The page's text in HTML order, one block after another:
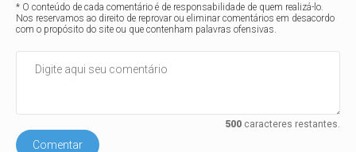
* O conteúdo de cada comentário é de responsabilidade de quem realizá-lo.
Nos reservamos ao direito de reprovar ou eliminar comentários em desacordo
com o propósito do site ou que contenham palavras ofensivas.
500caracteres restantes.
Comentar